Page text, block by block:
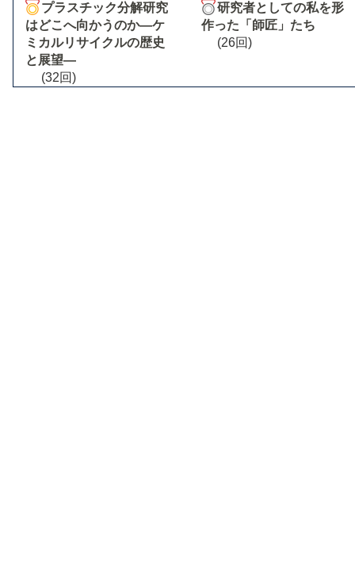
プラスチック分解研究
はどこへ向かうのか―ケ
ミカルリサイクルの歴史
と展望―
(32回)
研究者としての私を形
作った「師匠」たち
(26回)